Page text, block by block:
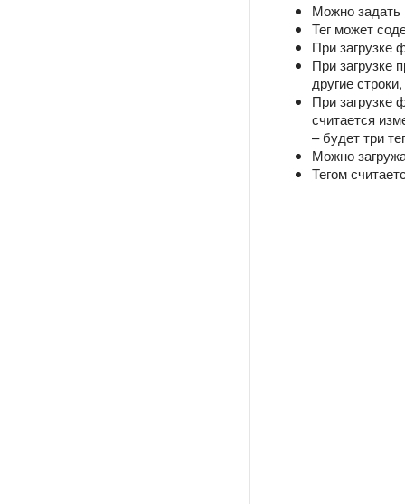
Можно задать
Тег может
При загрузке
При загрузке
другие
При загрузке
считается
– будет три
Можно
Тегом